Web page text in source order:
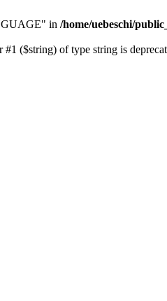
in /home/uebeschi/
#1 ($string) of type string is